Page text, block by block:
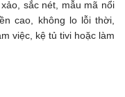
sắc nét, mẫu mã nổi
cao, không lo lỗi thời,
việc, kệ tủ tivi hoặc làm
Mạ Vàng 24k Để Bàn